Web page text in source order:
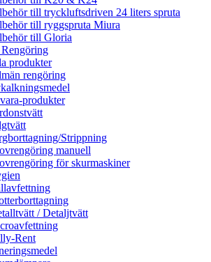
till tryckluftsdriven 24 liters spruta
till ryggspruta Miura
till Gloria
produkter
rengöring
produkter
Strippning
manuell
för skurmaskiner
/ Detaljtvätt
Rent